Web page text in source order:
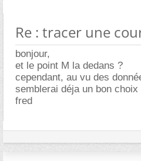
Re : tracer une
bonjour,
et le point M la dedans ?
cependant, au vu des
semblerai déja un bon choix
fred